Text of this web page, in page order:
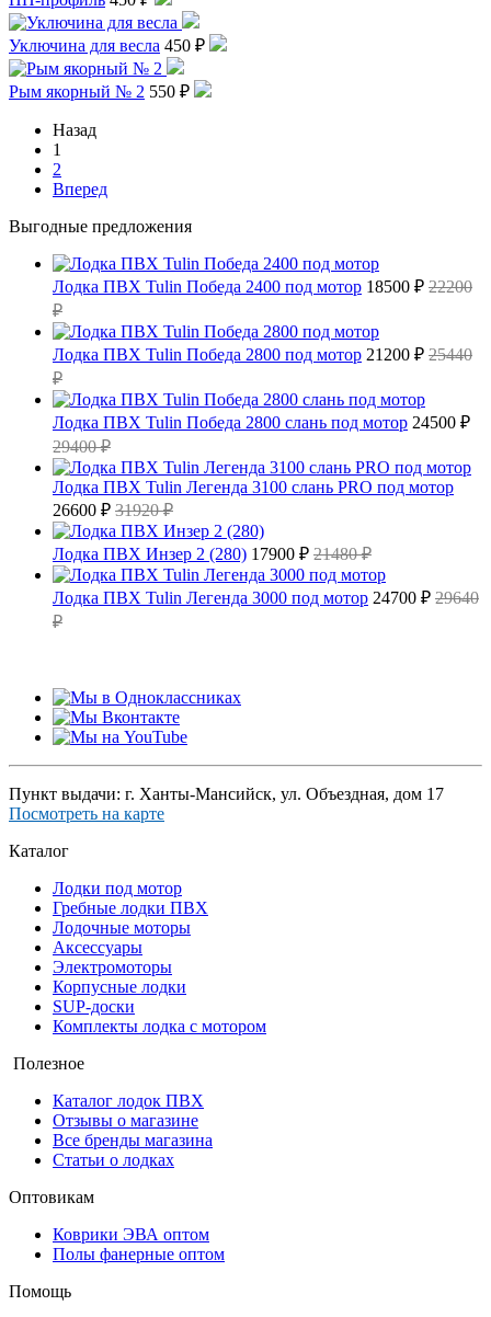
Уключина для весла 450 ₽
Рым якорный № 2 550 ₽
Назад
1
2
Вперед
Выгодные предложения
Лодка ПВХ Tulin Победа 2400 под мотор 18500 ₽ 22200
₽
Лодка ПВХ Tulin Победа 2800 под мотор 21200 ₽ 25440
₽
Лодка ПВХ Tulin Победа 2800 слань под мотор 24500 ₽
29400 ₽
Лодка ПВХ Tulin Легенда 3100 слань PRO под мотор
26600 ₽ 31920 ₽
Лодка ПВХ Инзер 2 (280) 17900 ₽ 21480 ₽
Лодка ПВХ Tulin Легенда 3000 под мотор 24700 ₽ 29640
₽
Пункт выдачи: г. Ханты-Мансийск, ул. Объездная, дом 17
Посмотреть на карте
Каталог
Лодки под мотор
Гребные лодки ПВХ
Лодочные моторы
Аксессуары
Электромоторы
Корпусные лодки
SUP-доски
Комплекты лодка с мотором
Полезное
Каталог лодок ПВХ
Отзывы о магазине
Все бренды магазина
Статьи о лодках
Оптовикам
Коврики ЭВА оптом
Полы фанерные оптом
Помощь